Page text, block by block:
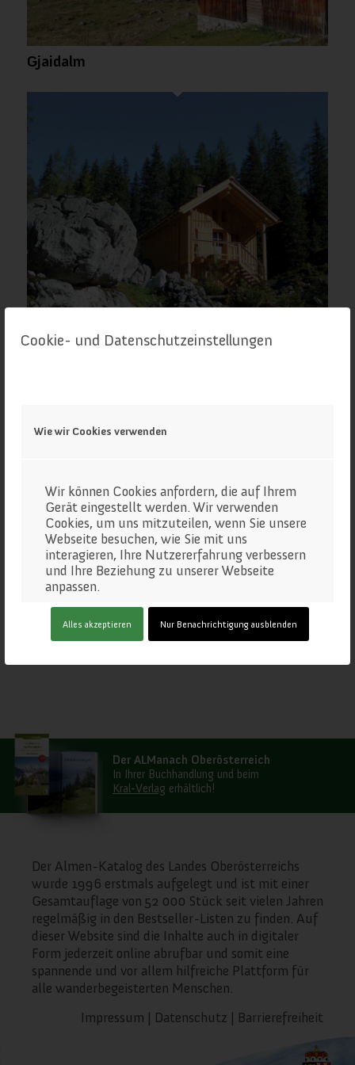
Cookie- und Datenschutzeinstellungen
Wie wir Cookies verwenden
Wir können Cookies anfordern, die auf Ihrem
Gerät eingestellt werden. Wir verwenden
Cookies, um uns mitzuteilen, wenn Sie unsere
Webseite besuchen, wie Sie mit uns
interagieren, Ihre Nutzererfahrung verbessern
und Ihre Beziehung zu unserer Webseite
anpassen.
Klicken Sie auf die verschiedenen
Kategorienüberschriften, um mehr zu
erfahren. Sie können auch einige Ihrer
Einstellungen ändern. Beachten Sie, dass das
Wichtige Webseiten-Cookies
Datenschutz-Bestimmungen
Alles akzeptieren Nur Benachrichtigung ausblenden
Gjaidalm
Lahnfriedalm
Koppenwinkelalm
Der ALManach Oberösterreich
In Ihrer Buchhandlung und beim
Kral-Verlag erhältlich!
Der Almen-Katalog des Landes Oberösterreichs
wurde 1996 erstmals aufgelegt und ist mit einer
Gesamtauflage von 52 000 Stück seit vielen Jahren
regelmäßig in den Bestseller-Listen zu finden. Auf
dieser Website sind die Inhalte auch in digitaler
Form jederzeit online abrufbar und somit eine
spannende und vor allem hilfreiche Plattform für
alle wanderbegeisterten Menschen.
Impressum | Datenschutz | Barrierefreiheit